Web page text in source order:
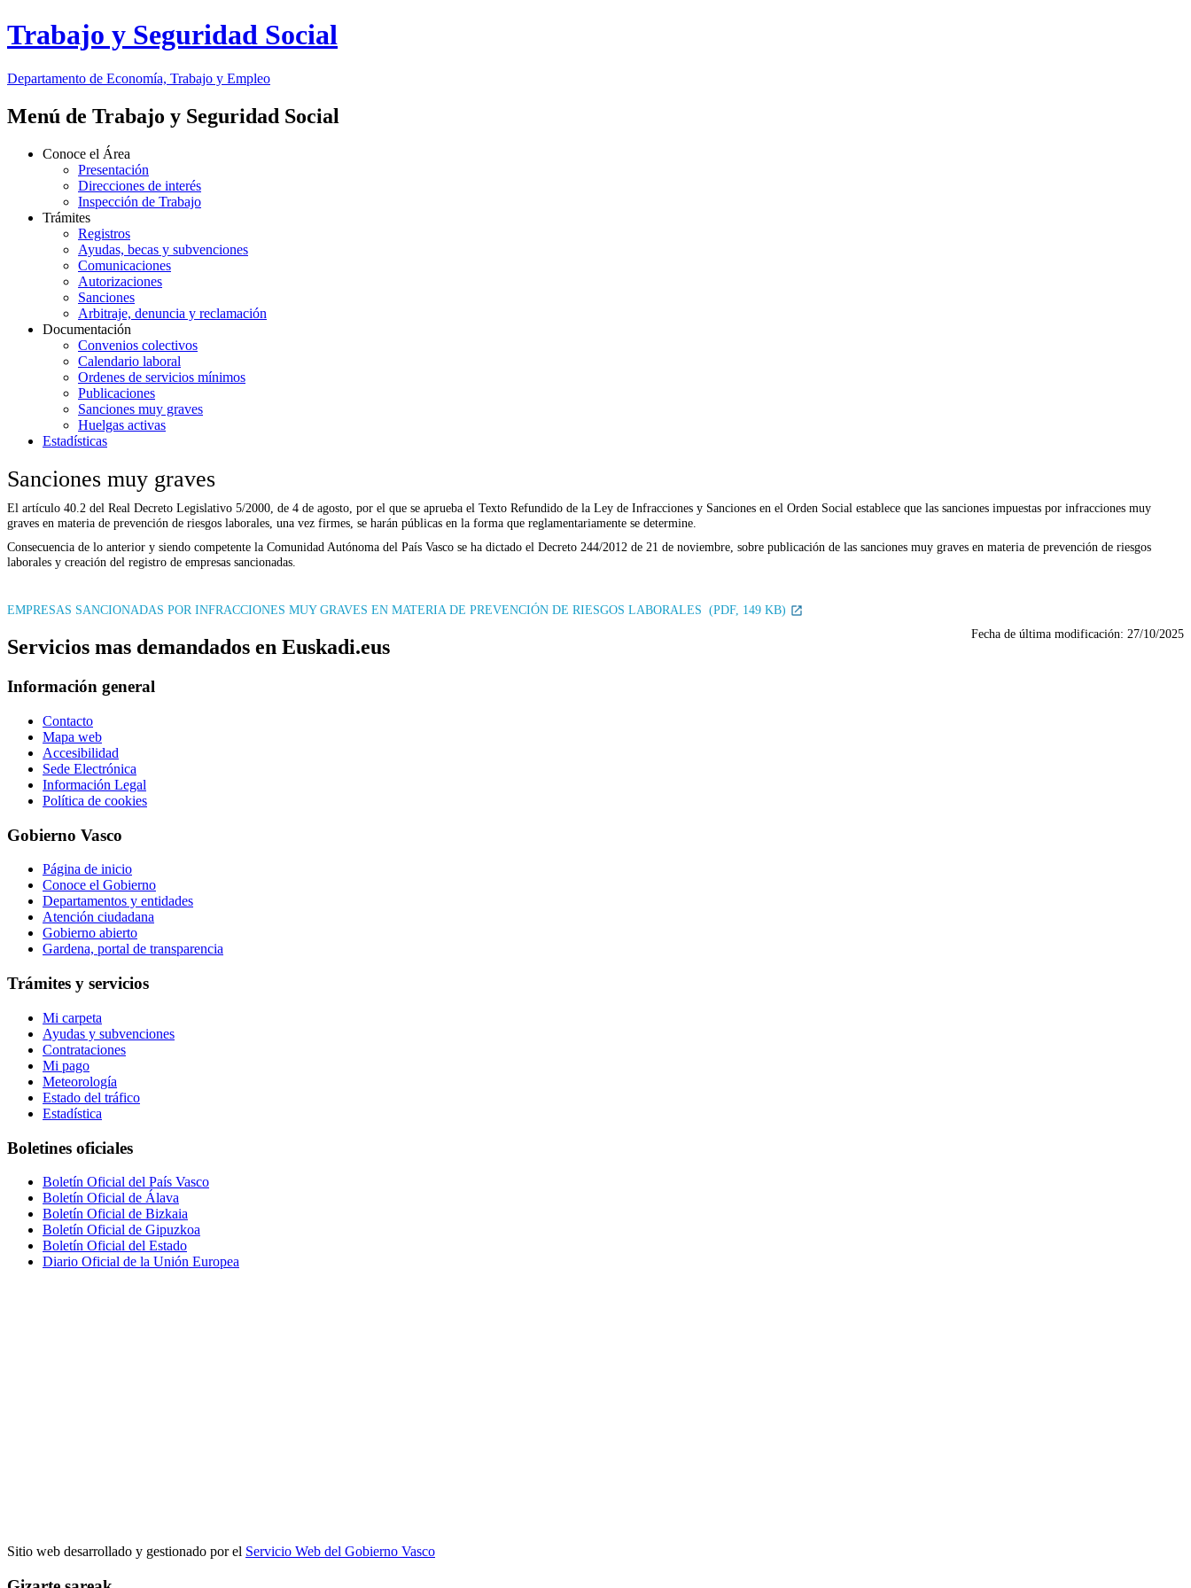
Trabajo y Seguridad Social
Departamento de Economía, Trabajo y Empleo
Menú de Trabajo y Seguridad Social
Conoce el Área
Presentación
Direcciones de interés
Inspección de Trabajo
Trámites
Registros
Ayudas, becas y subvenciones
Comunicaciones
Autorizaciones
Sanciones
Arbitraje, denuncia y reclamación
Documentación
Convenios colectivos
Calendario laboral
Ordenes de servicios mínimos
Publicaciones
Sanciones muy graves
Huelgas activas
Estadísticas
Sanciones muy graves
El artículo 40.2 del Real Decreto Legislativo 5/2000, de 4 de agosto, por el que se aprueba el Texto Refundido de la Ley de Infracciones y Sanciones en el Orden Social establece que las sanciones impuestas por infracciones muy
graves en materia de prevención de riesgos laborales, una vez firmes, se harán públicas en la forma que reglamentariamente se determine.
Consecuencia de lo anterior y siendo competente la Comunidad Autónoma del País Vasco se ha dictado el Decreto 244/2012 de 21 de noviembre, sobre publicación de las sanciones muy graves en materia de prevención de riesgos
laborales y creación del registro de empresas sancionadas.
EMPRESAS SANCIONADAS POR INFRACCIONES MUY GRAVES EN MATERIA DE PREVENCIÓN DE RIESGOS LABORALES (PDF, 149 KB)
Fecha de última modificación: 27/10/2025
Servicios mas demandados en Euskadi.eus
Información general
Contacto
Mapa web
Accesibilidad
Sede Electrónica
Información Legal
Política de cookies
Gobierno Vasco
Página de inicio
Conoce el Gobierno
Departamentos y entidades
Atención ciudadana
Gobierno abierto
Gardena, portal de transparencia
Trámites y servicios
Mi carpeta
Ayudas y subvenciones
Contrataciones
Mi pago
Meteorología
Estado del tráfico
Estadística
Boletines oficiales
Boletín Oficial del País Vasco
Boletín Oficial de Álava
Boletín Oficial de Bizkaia
Boletín Oficial de Gipuzkoa
Boletín Oficial del Estado
Diario Oficial de la Unión Europea
Sitio web desarrollado y gestionado por el Servicio Web del Gobierno Vasco